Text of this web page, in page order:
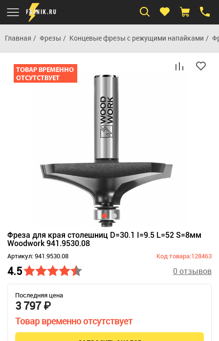
Главная Фрезы Концевые фрезы с режущими напайками
Фреза для края столешниц D=30.1 I=9.5 L=52 S=8мм
Woodwork 941.9530.08
Артикул: 941.9530.08 Код товара:128463
4.5 0 отзывов
Последняя цена
3 797 ₽
Товар временно отсутствует